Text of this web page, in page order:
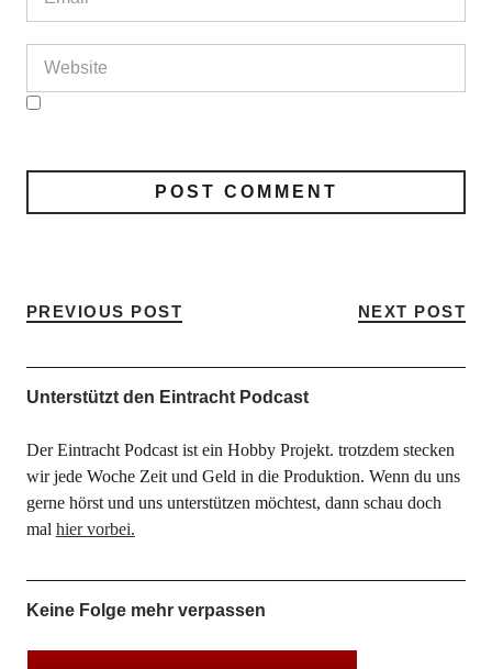
PREVIOUS POST NEXT POST
Unterstützt den Eintracht Podcast
Der Eintracht Podcast ist ein Hobby Projekt. trotzdem stecken
wir jede Woche Zeit und Geld in die Produktion. Wenn du uns
gerne hörst und uns unterstützen möchtest, dann schau doch
mal hier vorbei.
Keine Folge mehr verpassen